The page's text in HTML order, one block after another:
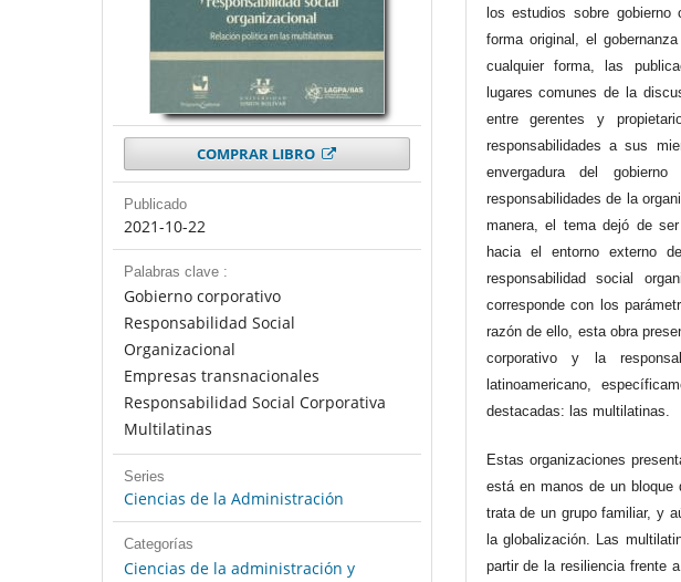
COMPRAR LIBRO
Publicado
2021-10-22
Palabras clave :
Gobierno corporativo
Responsabilidad Social
Organizacional
Empresas transnacionales
Responsabilidad Social Corporativa
Multilatinas
Series
Ciencias de la Administración
Categorías
Ciencias de la administración y
los estudios sobre
forma original, el
cualquier forma, las
lugares comunes de la
entre gerentes y
responsabilidades a sus
envergadura del
responsabilidades de la
manera, el tema dejó de
hacia el entorno externo
responsabilidad social
corresponde con los
razón de ello, esta obra
corporativo y la
latinoamericano,
destacadas: las multilatinas.
Estas organizaciones
está en manos de un bloque
trata de un grupo familiar, y
la globalización. Las
partir de la resiliencia frente